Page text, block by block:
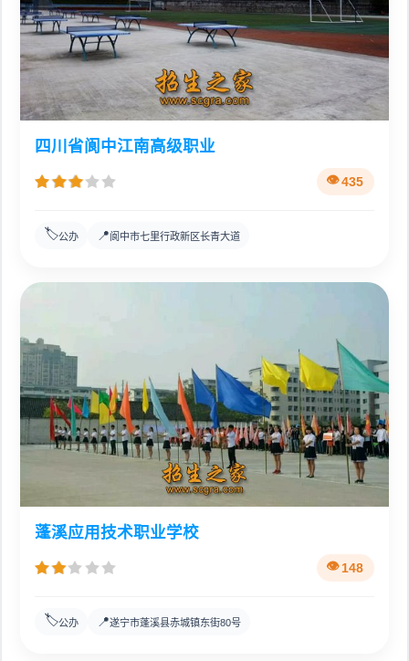
四川省阆中江南高级职业
435
🏷️公办 📍阆中市七里行政新区长青大道
蓬溪应用技术职业学校
148
🏷️公办 📍遂宁市蓬溪县赤城镇东街80号